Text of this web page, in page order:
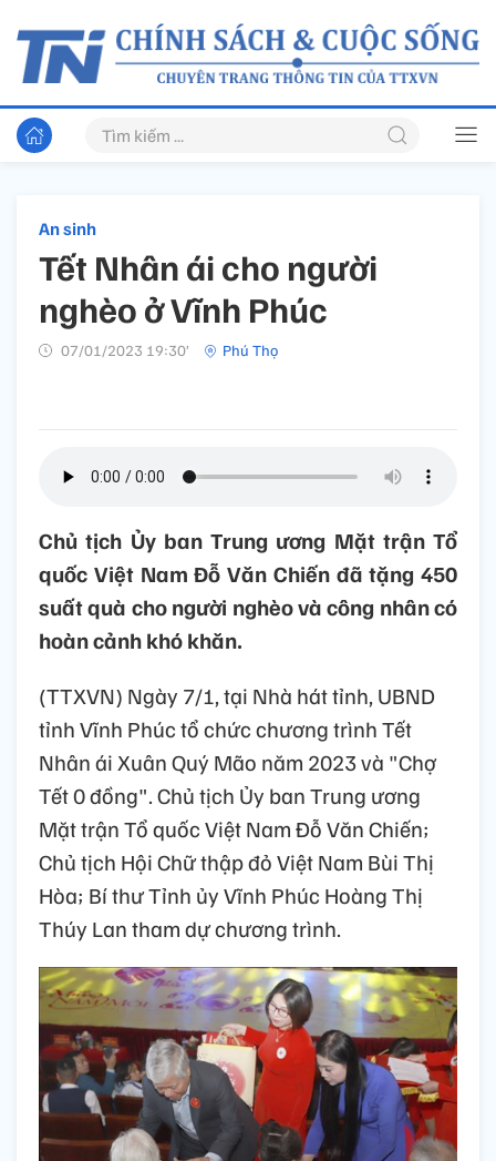
An sinh
Tết Nhân ái cho người
nghèo ở Vĩnh Phúc
07/01/2023 19:30’ Phú Thọ
Chủ tịch Ủy ban Trung ương Mặt trận Tổ
quốc Việt Nam Đỗ Văn Chiến đã tặng 450
suất quà cho người nghèo và công nhân có
hoàn cảnh khó khăn.
(TTXVN) Ngày 7/1, tại Nhà hát tỉnh, UBND
tỉnh Vĩnh Phúc tổ chức chương trình Tết
Nhân ái Xuân Quý Mão năm 2023 và "Chợ
Tết 0 đồng". Chủ tịch Ủy ban Trung ương
Mặt trận Tổ quốc Việt Nam Đỗ Văn Chiến;
Chủ tịch Hội Chữ thập đỏ Việt Nam Bùi Thị
Hòa; Bí thư Tỉnh ủy Vĩnh Phúc Hoàng Thị
Thúy Lan tham dự chương trình.